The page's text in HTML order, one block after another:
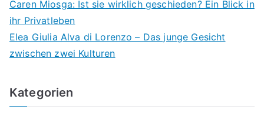
Caren Miosga: Ist sie wirklich geschieden? Ein Blick in
ihr Privatleben
Elea Giulia Alva di Lorenzo – Das junge Gesicht
zwischen zwei Kulturen
Kategorien